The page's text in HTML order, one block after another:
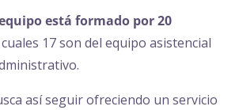
está formado por 20
17 son del equipo asistencial
así seguir ofreciendo un servicio